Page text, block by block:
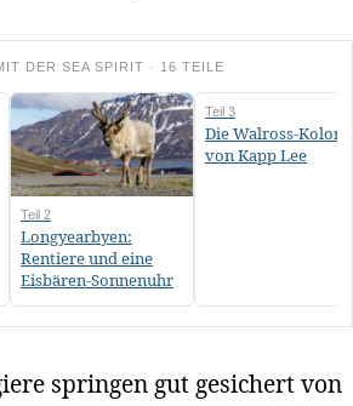
DER SEA SPIRIT · 16 TEILE
Teil 2
Longyearbyen:
Rentiere und eine
Eisbären-Sonnenuhr
Teil 3
Die Walross-
von Kapp Lee
springen gut gesichert von